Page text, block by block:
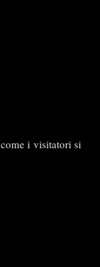
i visitatori si